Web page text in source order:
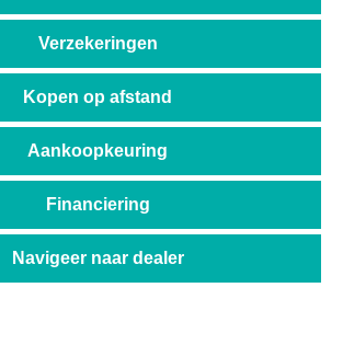
Verzekeringen
Kopen op afstand
Aankoopkeuring
Financiering
Navigeer naar dealer